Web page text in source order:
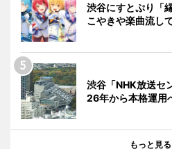
渋谷にすとぷり「
こやきや楽曲流し
渋谷「NHK放送
26年から本格運用
もっと見る